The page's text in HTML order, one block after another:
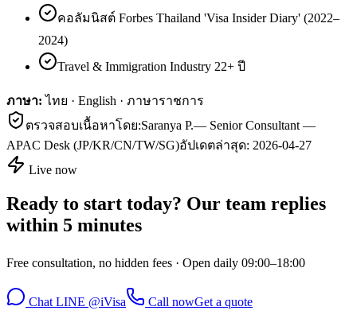
คอลัมนิสต์ Forbes Thailand 'Visa Insider Diary' (2022–
2024)
Travel & Immigration Industry 22+ ปี
ภาษา: ไทย · English · ภาษาราชการ
ตรวจสอบเนื้อหาโดย:Saranya P.— Senior Consultant —
APAC Desk (JP/KR/CN/TW/SG)อัปเดตล่าสุด: 2026-04-27
Live now
Ready to start today? Our team replies
within 5 minutes
Free consultation, no hidden fees · Open daily 09:00–18:00
Chat LINE @iVisa Call nowGet a quote